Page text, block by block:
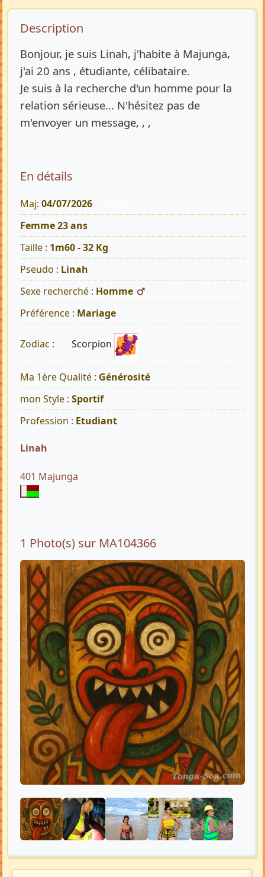
Description de l’annonce
Description
Bonjour, je suis Linah, j'habite à Majunga,
j'ai 20 ans , étudiante, célibataire.
Je suis à la recherche d'un homme pour la
relation sérieuse... N'hésitez pas de
m'envoyer un message, , ,
En détails
Maj: 04/07/2026
Femme 23 ans
Taille : 1m60 - 32 Kg
Pseudo : Linah
Sexe recherché : Homme
Préférence : Mariage
Zodiac : Scorpion
Ma 1ère Qualité : Générosité
mon Style : Sportif
Profession : Etudiant
Linah
401 Majunga
1 Photo(s) sur MA104366